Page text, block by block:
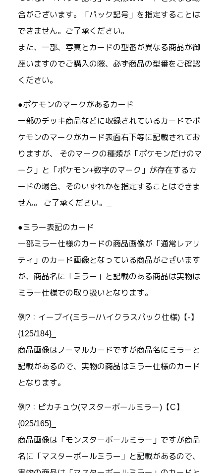
合がございます。「パック記号」を指定することは
できません。ご了承ください。
また、一部、写真とカードの型番が異なる商品が御
座いますのでご購入の際、必ず商品の型番をご確認
ください。
●ポケモンのマークがあるカード
一部のデッキ商品などに収録されているカードでポ
ケモンのマークがカード表面右下等に記載されてお
りますが、 そのマークの種類が「ポケモンだけのマ
ーク」と「ポケモン+数字のマーク」が存在するカ
ードの場合、そのいずれかを指定することはできま
せん。 ご了承ください。_
●ミラー表記のカード
一部ミラー仕様のカードの商品画像が「通常レアリ
ティ」のカード画像となっている商品がございます
が、商品名に「ミラー」と記載のある商品は実物は
ミラー仕様での取り扱いとなります。
例?：イーブイ(ミラー/ハイクラスパック仕様)【-】
{125/184}_
商品画像はノーマルカードですが商品名にミラーと
記載があるので、実物の商品はミラー仕様のカード
となります。
例?：ピカチュウ(マスターボールミラー)【C】
{025/165}_
商品画像は「モンスターボールミラー」ですが商品
名に「マスターボールミラー」と記載があるので、